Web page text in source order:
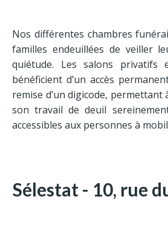
Chambres Funéraires
Salles de cérémonie
Contrat obsèques
Adresses
Ste Marie-aux-Mines
Nos différentes chambres
familles endeuillées de veiller
quiétude. Les salons privatifs
bénéficient d’un accès
remise d’un digicode, permettant
son travail de deuil
accessibles aux personnes à
Sélestat - 10, rue